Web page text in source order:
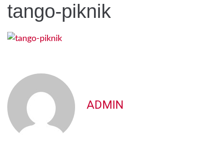
tango-piknik
ADMIN